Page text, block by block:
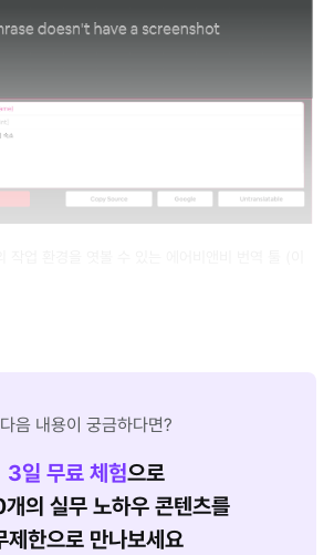
다음 내용이 궁금하다면?
3일 무료 체험으로
의 실무 노하우 콘텐츠를
제한으로 만나보세요